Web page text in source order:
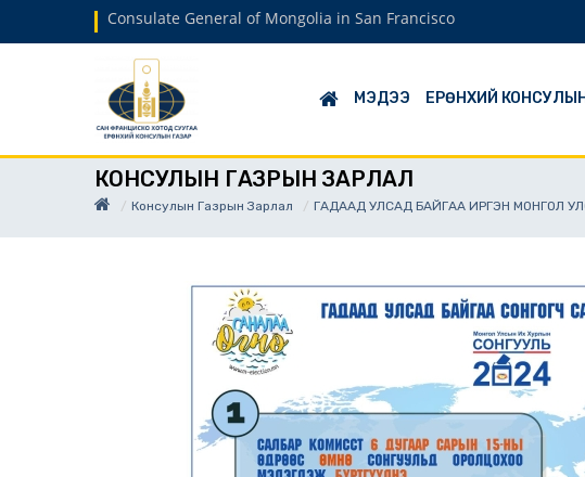
Consulate General of Mongolia in San Francisco
МЭДЭЭ ЕРӨНХИЙ
КОНСУЛЫН ГАЗРЫН ЗАРЛАЛ
Консулын Газрын Зарлал ГАДААД УЛСАД БАЙГАА ИРГЭН МОНГОЛ